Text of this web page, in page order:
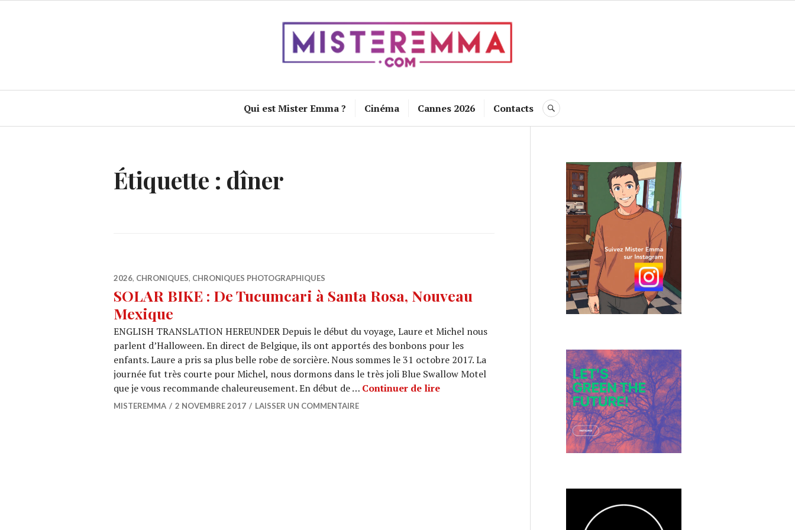
Qui est Mister Emma ? Cinéma Cannes 2026 Contacts RECHERCHE
Étiquette : dîner
2026, CHRONIQUES, CHRONIQUES PHOTOGRAPHIQUES
SOLAR BIKE : De Tucumcari à Santa Rosa, Nouveau
Mexique
ENGLISH TRANSLATION HEREUNDER Depuis le début du voyage, Laure et Michel nous
parlent d’Halloween. En direct de Belgique, ils ont apportés des bonbons pour les
enfants. Laure a pris sa plus belle robe de sorcière. Nous sommes le 31 octobre 2017. La
journée fut très courte pour Michel, nous dormons dans le très joli Blue Swallow Motel
que je vous recommande chaleureusement. En début de … Continuer de lireSOLAR BIKE : De Tucumcari à Santa Rosa, Nouveau Mexique
MISTEREMMA 2 NOVEMBRE 2017 LAISSER UN COMMENTAIRE